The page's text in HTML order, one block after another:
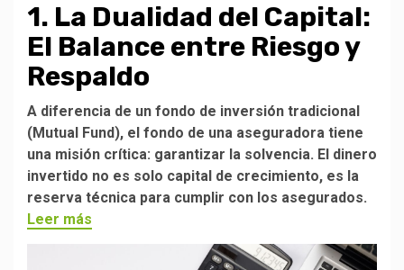
1. La Dualidad del Capital:
El Balance entre Riesgo y
Respaldo
A diferencia de un fondo de inversión tradicional
(Mutual Fund), el fondo de una aseguradora tiene
una misión crítica: garantizar la solvencia. El dinero
invertido no es solo capital de crecimiento, es la
reserva técnica para cumplir con los asegurados.
Leer más